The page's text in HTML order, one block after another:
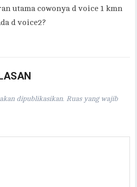
utama cowonya d voice 1 kmn
d voice2?
dipublikasikan. Ruas yang wajib